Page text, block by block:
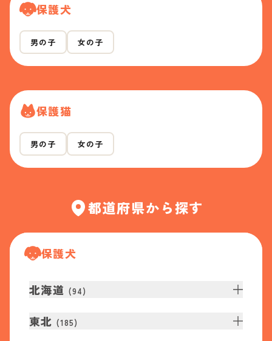
保護犬
男の子 女の子
保護猫
男の子 女の子
都道府県から探す
保護犬
北海道 (94)
東北 (185)